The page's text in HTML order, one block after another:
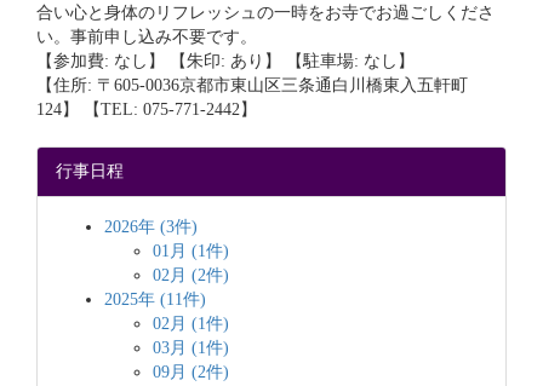
合い心と身体のリフレッシュの一時をお寺でお過ごしくださ
い。事前申し込み不要です。
【参加費: なし】 【朱印: あり】 【駐車場: なし】
【住所: 〒605-0036京都市東山区三条通白川橋東入五軒町
124】 【TEL: 075-771-2442】
行事日程
2026年 (3件)
01月 (1件)
02月 (2件)
2025年 (11件)
02月 (1件)
03月 (1件)
09月 (2件)